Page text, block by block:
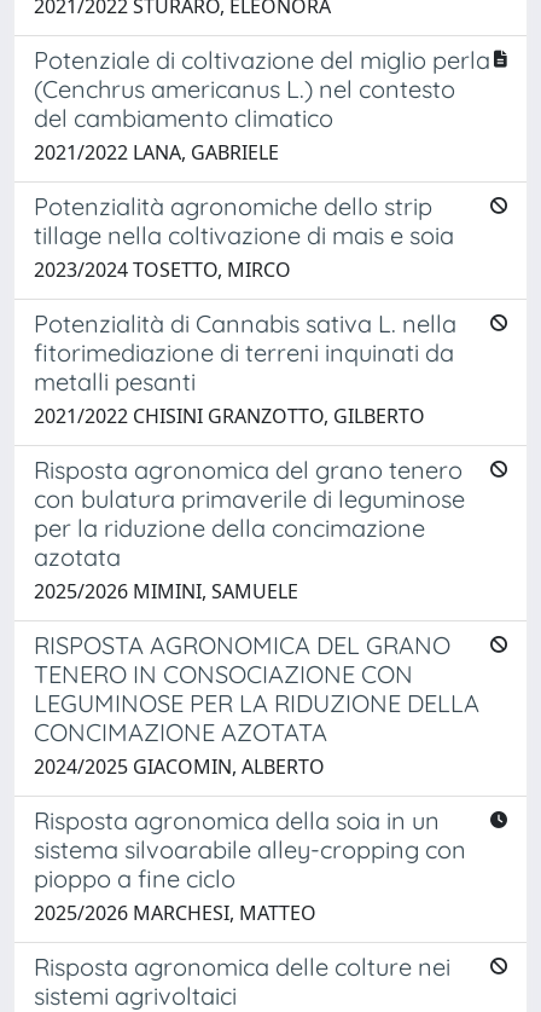
2021/2022 STURARO, ELEONORA
Potenziale di coltivazione del miglio perla
(Cenchrus americanus L.) nel contesto
del cambiamento climatico
2021/2022 LANA, GABRIELE
Potenzialità agronomiche dello strip
tillage nella coltivazione di mais e soia
2023/2024 TOSETTO, MIRCO
Potenzialità di Cannabis sativa L. nella
fitorimediazione di terreni inquinati da
metalli pesanti
2021/2022 CHISINI GRANZOTTO, GILBERTO
Risposta agronomica del grano tenero
con bulatura primaverile di leguminose
per la riduzione della concimazione
azotata
2025/2026 MIMINI, SAMUELE
RISPOSTA AGRONOMICA DEL GRANO
TENERO IN CONSOCIAZIONE CON
LEGUMINOSE PER LA RIDUZIONE DELLA
CONCIMAZIONE AZOTATA
2024/2025 GIACOMIN, ALBERTO
Risposta agronomica della soia in un
sistema silvoarabile alley-cropping con
pioppo a fine ciclo
2025/2026 MARCHESI, MATTEO
Risposta agronomica delle colture nei
sistemi agrivoltaici